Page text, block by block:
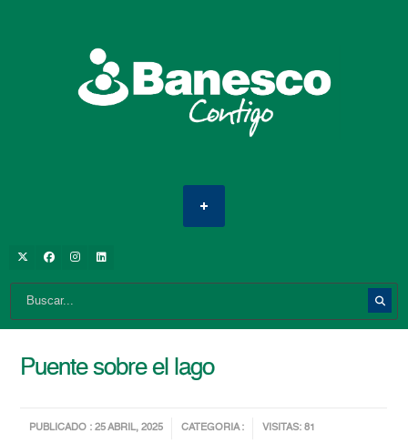
Puente sobre el lago
PUBLICADO : 25 ABRIL, 2025 CATEGORIA : VISITAS: 81